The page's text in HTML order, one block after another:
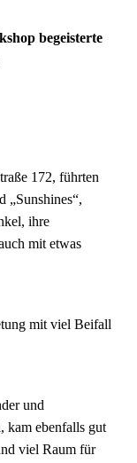
begeisterte
172, führten
„Sunshines“,
ihre
mit etwas
mit viel Beifall
und
kam ebenfalls gut
viel Raum für